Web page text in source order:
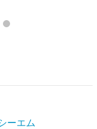
ーエム